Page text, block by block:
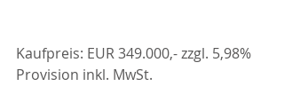
Kaufpreis: EUR 349.000,- zzgl. 5,98%
Provision inkl. MwSt.